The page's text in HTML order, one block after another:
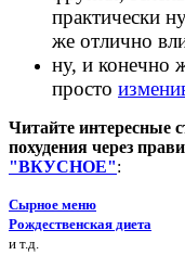
практически
же отлично
ну, и конечно
просто
Читайте интересные
похудения через
"ВКУСНОЕ":
Сырное меню
Рождественская диета
и т.д.